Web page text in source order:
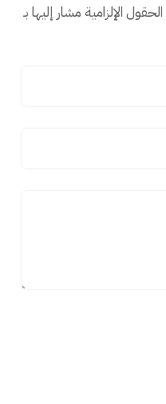
الحقول الإلزامية مشار إليها بـ